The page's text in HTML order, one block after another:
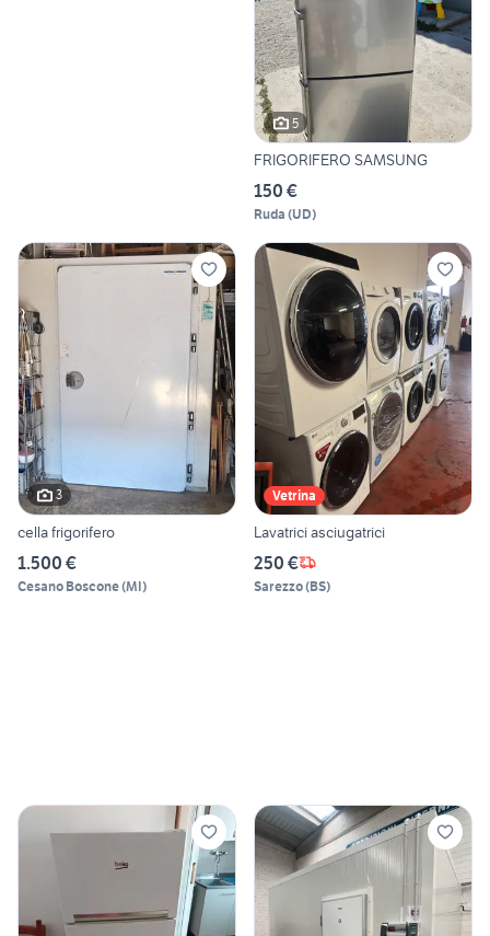
5
FRIGORIFERO SAMSUNG
150 €
Ruda (UD)
3
cella frigorifero
1.500 €
Cesano Boscone(MI)
Vetrina
Lavatrici asciugatrici
250 €
Sarezzo(BS)